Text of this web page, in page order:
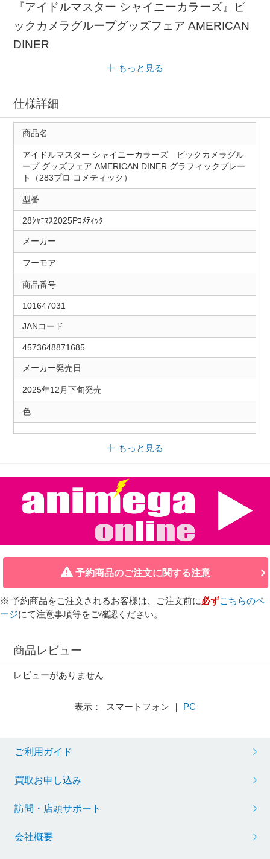
『アイドルマスター シャイニーカラーズ』ビ
ックカメラグループグッズフェア AMERICAN
DINER
もっと見る
仕様詳細
商品名
アイドルマスター シャイニーカラーズ ビックカメラグル
ープ グッズフェア AMERICAN DINER グラフィックプレー
ト（283プロ コメティック）
型番
28ｼｬﾆﾏｽ2025Pｺﾒﾃｨｯｸ
メーカー
フーモア
商品番号
101647031
JANコード
4573648871685
メーカー発売日
2025年12月下旬発売
色
もっと見る
予約商品のご注文に関する注意
※ 予約商品をご注文されるお客様は、ご注文前に必ずこちらのペ
ージにて注意事項等をご確認ください。
商品レビュー
レビューがありません
表示： スマートフォン ｜ PC
ご利用ガイド
買取お申し込み
訪問・店頭サポート
会社概要